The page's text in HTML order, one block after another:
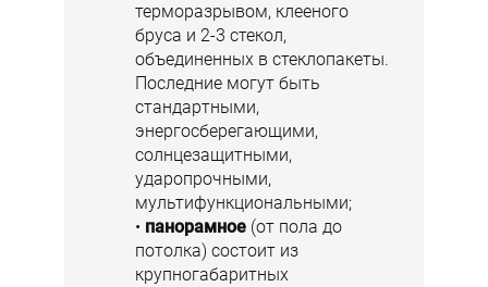
терморазрывом, клееного
бруса и 2-3 стекол,
объединенных в стеклопакеты.
Последние могут быть
стандартными,
энергосберегающими,
солнцезащитными,
ударопрочными,
мультифункциональными;
панорамное (от пола до
потолка) состоит из
крупногабаритных